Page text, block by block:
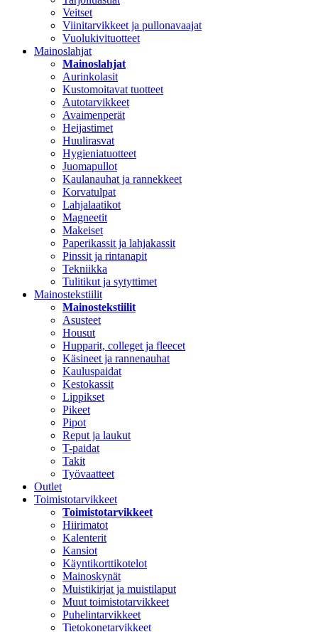
Veitset
Viinitarvikkeet ja pullonavaajat
Vuolukivituotteet
Mainoslahjat
Mainoslahjat
Aurinkolasit
Kustomoitavat tuotteet
Autotarvikkeet
Avaimenperät
Heijastimet
Huulirasvat
Hygieniatuotteet
Juomapullot
Kaulanauhat ja rannekkeet
Korvatulpat
Lahjalaatikot
Magneetit
Makeiset
Paperikassit ja lahjakassit
Pinssit ja rintanapit
Tekniikka
Tulitikut ja sytyttimet
Mainostekstiilit
Mainostekstiilit
Asusteet
Housut
Hupparit, colleget ja fleecet
Käsineet ja rannenauhat
Kauluspaidat
Kestokassit
Lippikset
Pikeet
Pipot
Reput ja laukut
T-paidat
Takit
Työvaatteet
Outlet
Toimistotarvikkeet
Toimistotarvikkeet
Hiirimatot
Kalenterit
Kansiot
Käyntikorttikotelot
Mainoskynät
Muistikirjat ja muistilaput
Muut toimistotarvikkeet
Puhelintarvikkeet
Tietokonetarvikkeet